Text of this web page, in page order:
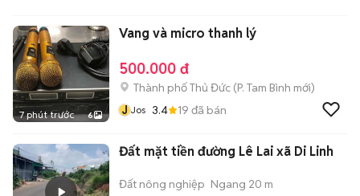
7 phút trước 6
Vang và micro thanh lý
500.000 đ
Thành phố Thủ Đức (P. Tam Bình mới)
J Jos 3.4 19 đã bán
Đất mặt tiền đường Lê Lai xã Di Linh
Đất nông nghiệp Ngang 20 m